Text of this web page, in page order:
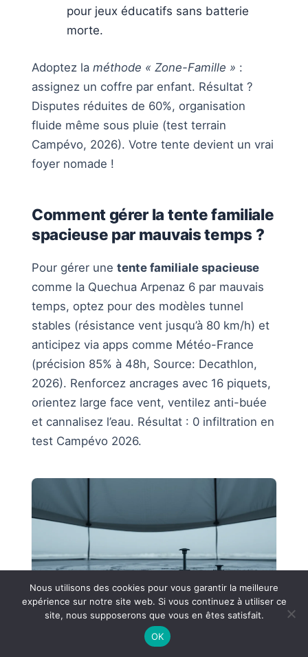
pour jeux éducatifs sans batterie
morte.
Adoptez la méthode « Zone-Famille » :
assignez un coffre par enfant. Résultat ?
Disputes réduites de 60%, organisation
fluide même sous pluie (test terrain
Campévo, 2026). Votre tente devient un vrai
foyer nomade !
Comment gérer la tente familiale
spacieuse par mauvais temps ?
Pour gérer une tente familiale spacieuse
comme la Quechua Arpenaz 6 par mauvais
temps, optez pour des modèles tunnel
stables (résistance vent jusqu’à 80 km/h) et
anticipez via apps comme Météo-France
(précision 85% à 48h, Source: Decathlon,
2026). Renforcez ancrages avec 16 piquets,
orientez large face vent, ventilez anti-buée
et cannalisez l’eau. Résultat : 0 infiltration en
test Campévo 2026.
Nous utilisons des cookies pour vous garantir la meilleure
expérience sur notre site web. Si vous continuez à utiliser ce
site, nous supposerons que vous en êtes satisfait.
OK